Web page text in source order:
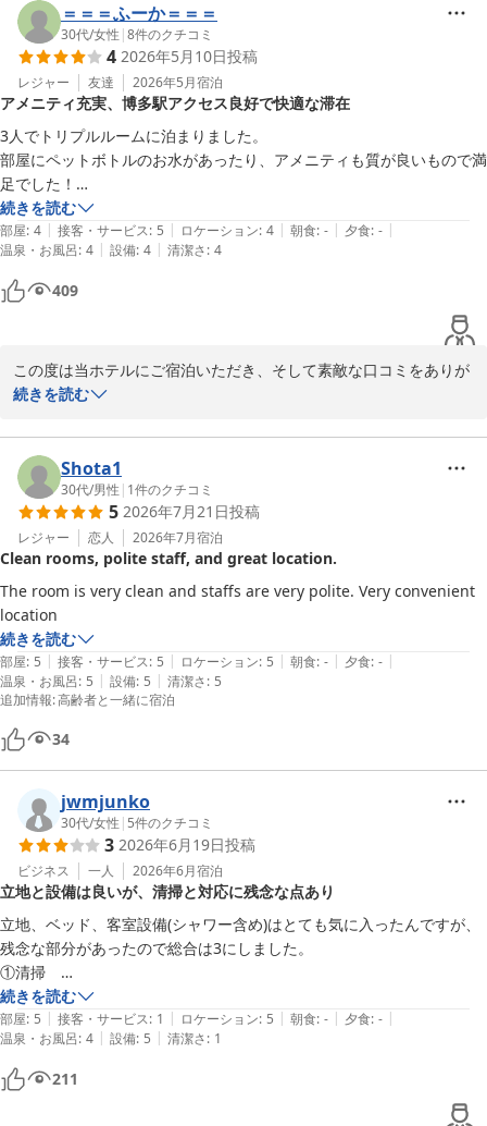
＝＝＝ふーか＝＝＝
30代/女性 |8件のクチコミ
4 2026年5月10日投稿
レジャー 友達 2026年5月宿泊
アメニティ充実、博多駅アクセス良好で快適な滞在
3人でトリプルルームに泊まりました。
部屋にペットボトルのお水があったり、アメニティも質が良いもので満
足でした！
TVではYouTubeや配信サブスクが見られるのも良かったです。
博多駅からのアクセスもよく、周りにお店もいろいろあるので利便性も
良いです。
物を置いたり、服やタオルを掛けられる場所が少なかったのが少し困り
ましたが、それ以外はとても良かったです！
続きを読む
部屋: 4 | 接客・サービス: 5 | ロケーション: 4 | 朝食: - | 夕食: - |
温泉・お風呂: 4 | 設備: 4 | 清潔さ: 4
409
この度は当ホテルにご宿泊いただき、そして素敵な口コミをありが
とうございます！
した＾＾
お部屋のお水やアメニティ、さらにYouTubeや配信サービスまで満
喫していただけたとのことで大変うれしく思います。
また、博多駅からのアクセスや周辺の便利さも感じていただけて何
よりでございます！
一方で、お部屋内の荷物置き場やハンガースペースにつきまして、
ご不便をおかけし申し訳ございません。
いただいたご意見は今後の設備改善やサービス向上の参考とさせて
いただき、
お客様の貴重なご意見をもとに、これからもご満足頂けるホテルづ
くりに励んでまいります。
また博多へお越しの際には、当ホテルをご利用いただけますと幸い
でございます。
お客様のお越しを心よりお待ちいたしております＾＾
ネストホテル博多駅前
2026-05-24
続きを読む
Shota1
30代/男性 | 1件のクチコミ
5 2026年7月21日投稿
レジャー 恋人 2026年7月宿泊
Clean rooms, polite staff, and great location.
The room is very clean and staffs are very polite. Very convenient
続きを読む
部屋: 5 | 接客・サービス: 5 | ロケーション: 5 | 朝食: - | 夕食: - |
温泉・お風呂: 5 | 設備: 5 | 清潔さ: 5
追加情報:高齢者と一緒に宿泊
34
jwmjunko
30代/女性 | 5件のクチコミ
3 2026年6月19日投稿
ビジネス 一人 2026年6月宿泊
立地と設備は良いが、清掃と対応に残念な点あり
立地、ベッド、客室設備(シャワー含め)はとても気に入ったんですが、
残念な部分があったので総合は3にしました。
①清掃
髪の毛やプラスティック破片が3つほど残っていました。
②チェックアウト時の対応
領収書の宛名が間違えていました。間違えは誰にでもあるので、問題は
そこではなく、
その後にわざわざレジストレーションカードを確認されたことが残念で
した。元々の記載が間違えていたのでは？と思ったんでしょうね。その
続きを読む
部屋: 5 | 接客・サービス: 1 | ロケーション: 5 | 朝食: - | 夕食: - |
温泉・お風呂: 4 | 設備: 5 | 清潔さ: 1
211